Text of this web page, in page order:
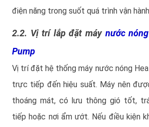
điện năng trong suốt quá trình vận
2.2. Vị trí lắp đặt máy nước
Pump
Vị trí đặt hệ thống máy nước nóng
trực tiếp đến hiệu suất. Máy nên
thoáng mát, có lưu thông gió tốt,
tiếp hoặc nơi ẩm ướt. Nếu điều kiện